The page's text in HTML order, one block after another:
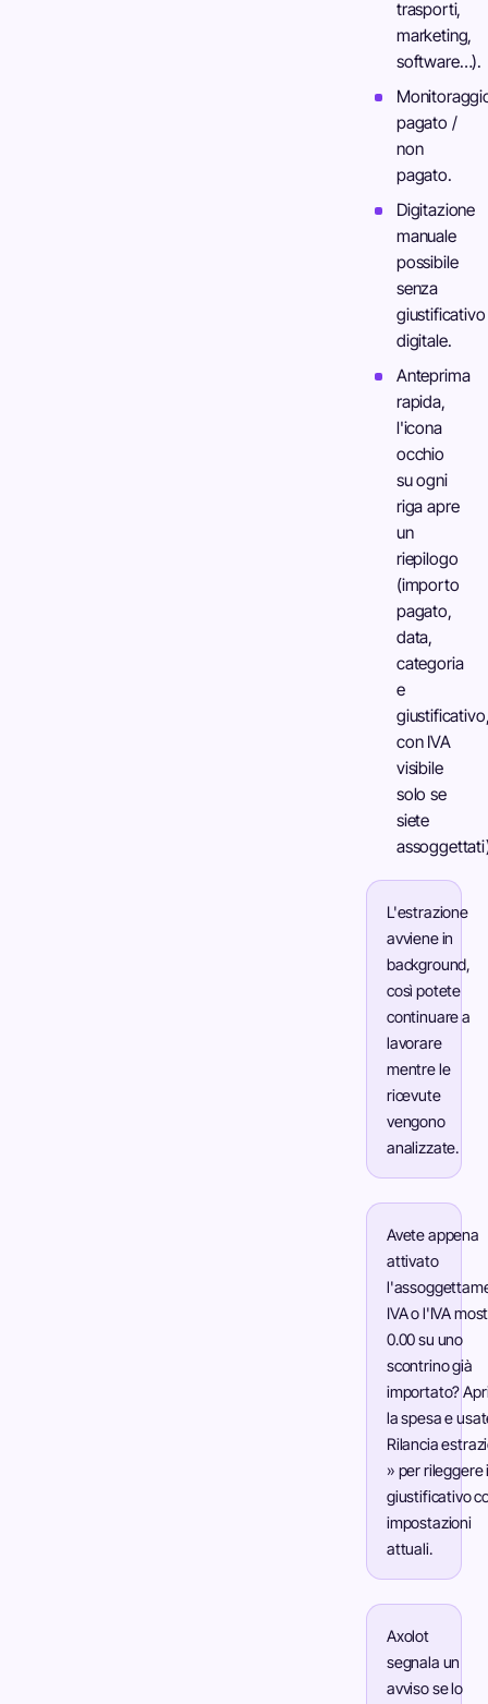
trasporti,
marketing,
software…).
pagato /
non
pagato.
Digitazione
manuale
possibile
senza
giustificativo
digitale.
Anteprima
rapida,
l'icona
occhio
su ogni
riga apre
un
riepilogo
(importo
pagato,
data,
categoria
e
con IVA
visibile
solo se
siete
L'estrazione
avviene in
background,
così potete
continuare a
lavorare
mentre le
ricevute
vengono
analizzate.
Avete appena
attivato
IVA o l'IVA
0.00 su uno
scontrino già
importato?
la spesa e
Rilancia
» per rileggere
giustificativo
impostazioni
attuali.
Axolot
segnala un
avviso se lo